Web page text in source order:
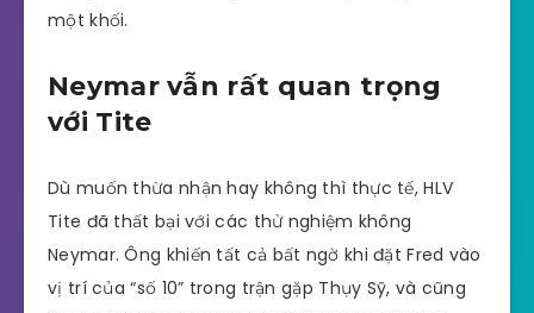
một khối.
Neymar vẫn rất quan trọng
với Tite
Dù muốn thừa nhận hay không thì thực tế, HLV
Tite đã thất bại với các thử nghiệm không
Neymar. Ông khiến tất cả bất ngờ khi đặt Fred vào
vị trí của “số 10” trong trận gặp Thụy Sỹ, và cũng